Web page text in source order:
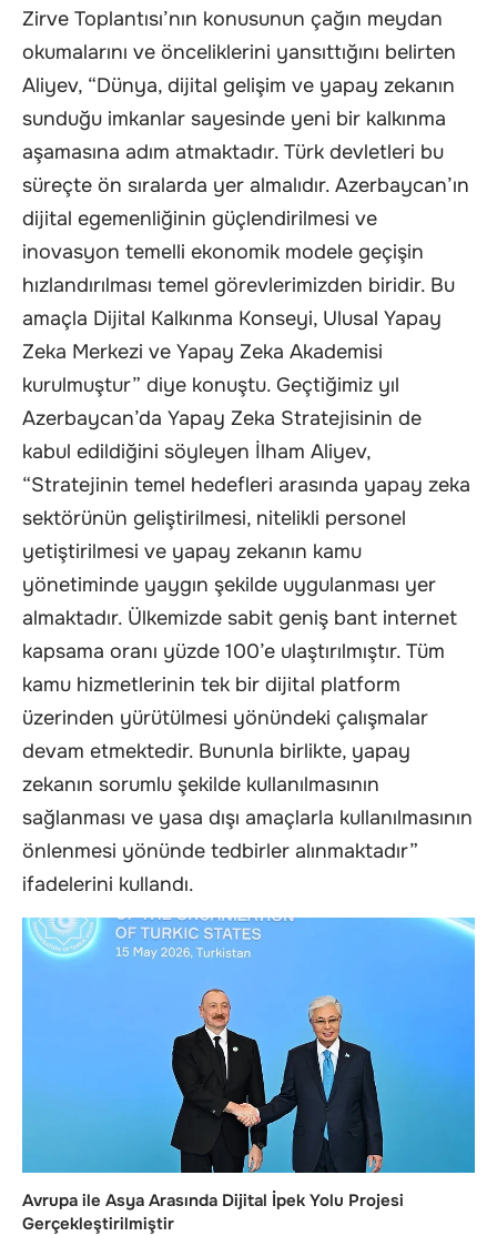
Zirve Toplantısı’nın konusunun çağın meydan
okumalarını ve önceliklerini yansıttığını belirten
Aliyev, “Dünya, dijital gelişim ve yapay zekanın
sunduğu imkanlar sayesinde yeni bir kalkınma
aşamasına adım atmaktadır. Türk devletleri bu
süreçte ön sıralarda yer almalıdır. Azerbaycan’ın
dijital egemenliğinin güçlendirilmesi ve
inovasyon temelli ekonomik modele geçişin
hızlandırılması temel görevlerimizden biridir. Bu
amaçla Dijital Kalkınma Konseyi, Ulusal Yapay
Zeka Merkezi ve Yapay Zeka Akademisi
kurulmuştur” diye konuştu. Geçtiğimiz yıl
Azerbaycan’da Yapay Zeka Stratejisinin de
kabul edildiğini söyleyen İlham Aliyev,
“Stratejinin temel hedefleri arasında yapay zeka
sektörünün geliştirilmesi, nitelikli personel
yetiştirilmesi ve yapay zekanın kamu
yönetiminde yaygın şekilde uygulanması yer
almaktadır. Ülkemizde sabit geniş bant internet
kapsama oranı yüzde 100’e ulaştırılmıştır. Tüm
kamu hizmetlerinin tek bir dijital platform
üzerinden yürütülmesi yönündeki çalışmalar
devam etmektedir. Bununla birlikte, yapay
zekanın sorumlu şekilde kullanılmasının
sağlanması ve yasa dışı amaçlarla kullanılmasının
önlenmesi yönünde tedbirler alınmaktadır”
ifadelerini kullandı.
Avrupa ile Asya Arasında Dijital İpek Yolu Projesi
Gerçekleştirilmiştir